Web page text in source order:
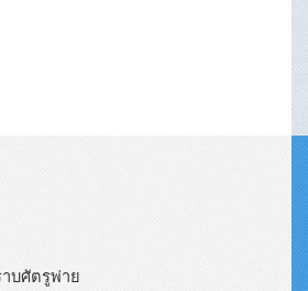
บศัตรูพ่าย